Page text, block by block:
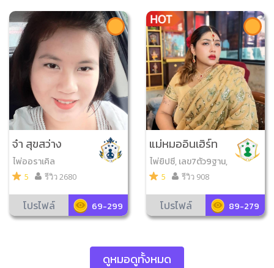
รัก, ไพ่กรีก, ไพ่ตรีโลกา,
ไพ่วจนะ​สุภาษิต​ , ไพ่ญา
ณ ณ โลก, ไพ่กาลีมหาม
ายา, ไพ่ขลัง, ไพ่เรือนคุ
ณหลวง, ไพ่จุติ
จ๋า สุขสว่าง
ไพ่ออราเคิล
5 รีวิว 2680
โปรไฟล์ 69-299
แม่หมออินเฮิร์ท
ไพ่ยิปซี, เลข7ตัว9ฐาน,
ไพ่ออราเคิล, ดูหินสี, ไ
ก, ไพ่ญาณ ณ โลก
5 รีวิว 908
โปรไฟล์ 89-279
ดูหมอดูทั้งหมด